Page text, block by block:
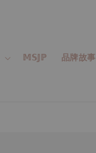
𝕄𝕊𝕁ℙ 品牌故事